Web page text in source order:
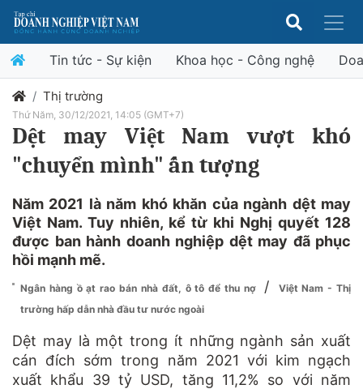
Tin tức - Sự kiện Khoa học - Công nghệ
Thị trường
Thứ Năm, 30/12/2021, 14:05 (GMT+7)
Dệt may Việt Nam vượt khó
"chuyển mình" ấn tượng
Năm 2021 là năm khó khăn của ngành dệt may
Việt Nam. Tuy nhiên, kể từ khi Nghị quyết 128
được ban hành doanh nghiệp dệt may đã phục
hồi mạnh mẽ.
Ngân hàng ồ ạt rao bán nhà đất, ô tô để thu nợ /
Việt Nam - Thị
trường hấp dẫn nhà đầu tư nước ngoài
Dệt may là một trong ít những ngành sản xuất
cán đích sớm trong năm 2021 với kim ngạch
xuất khẩu 39 tỷ USD, tăng 11,2% so với năm